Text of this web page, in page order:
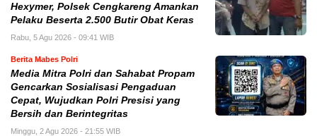
Hexymer, Polsek Cengkareng Amankan
Pelaku Beserta 2.500 Butir Obat Keras
Rabu, 5 Agu 2026 - 09:41 WIB
Berita Mabes Polri
Media Mitra Polri dan Sahabat Propam
Gencarkan Sosialisasi Pengaduan
Cepat, Wujudkan Polri Presisi yang
Bersih dan Berintegritas
Minggu, 2 Agu 2026 - 21:55 WIB